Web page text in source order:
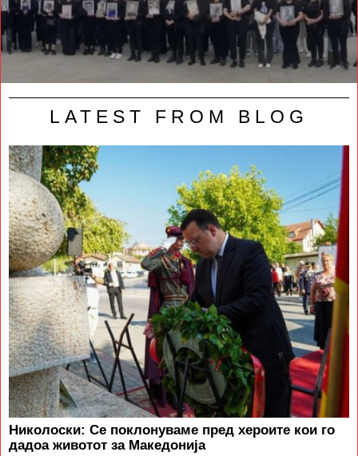
LATEST FROM BLOG
Николоски: Се поклонуваме пред хероите кои го
дадоа животот за Македонија